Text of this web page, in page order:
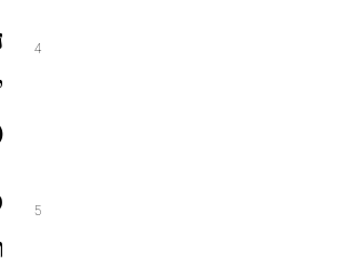
4
5